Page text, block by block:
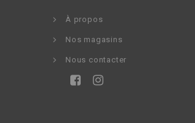
À propos
Nos magasins
Nous contacter